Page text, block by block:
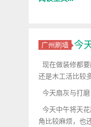
广州刷墙 今
现在做装修都
还是木工活比较
今天扇灰与打磨
今天中午将天
角比较麻烦，也